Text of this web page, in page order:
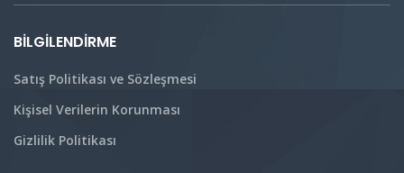
BILGILENDIRME
Satış Politikası ve Sözleşmesi
Kişisel Verilerin Korunması
Gizlilik Politikası